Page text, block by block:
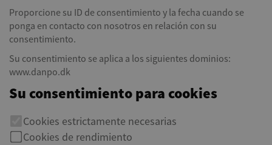
Proporcione su ID de consentimiento y la fecha cuando se
ponga en contacto con nosotros en relación con su
consentimiento.
Su consentimiento se aplica a los siguientes dominios:
www.danpo.dk
Su consentimiento para cookies
Cookies estrictamente necesarias
Cookies de rendimiento